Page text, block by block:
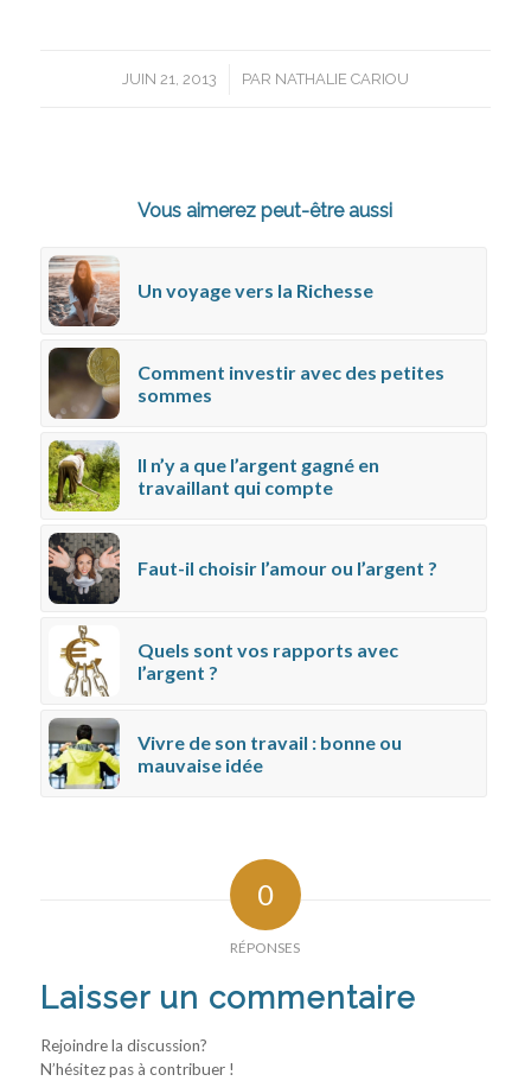
JUIN 21, 2013
/ PAR NATHALIE CARIOU
Vous aimerez peut-être aussi
Un voyage vers la Richesse
Comment investir avec des petites
sommes
Il n’y a que l’argent gagné en
travaillant qui compte
Faut-il choisir l’amour ou l’argent ?
Quels sont vos rapports avec
l’argent ?
Vivre de son travail : bonne ou
mauvaise idée
0
RÉPONSES
Laisser un commentaire
Rejoindre la discussion?
N’hésitez pas à contribuer !